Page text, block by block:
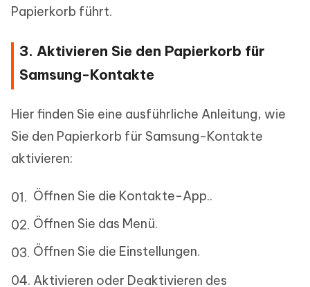
Papierkorb führt.
3. Aktivieren Sie den Papierkorb für
Samsung-Kontakte
Hier finden Sie eine ausführliche Anleitung, wie
Sie den Papierkorb für Samsung-Kontakte
aktivieren:
Öffnen Sie die Kontakte-App..
Öffnen Sie das Menü.
Öffnen Sie die Einstellungen.
Aktivieren oder Deaktivieren des